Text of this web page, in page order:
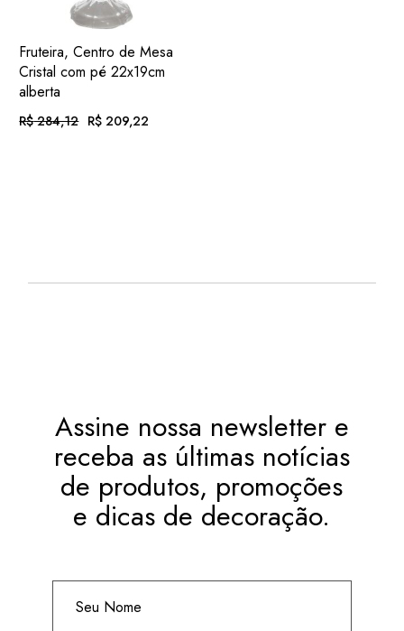
ADIC.
FAVORITOS
VER
Fruteira, Centro de Mesa
Cristal com pé 22x19cm
alberta
R$284,12
O R$ 209,22
O
Assine nossa newsletter e
receba as últimas notícias
de produtos, promoções
e dicas de decoração.